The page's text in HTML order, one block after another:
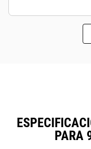
PARA